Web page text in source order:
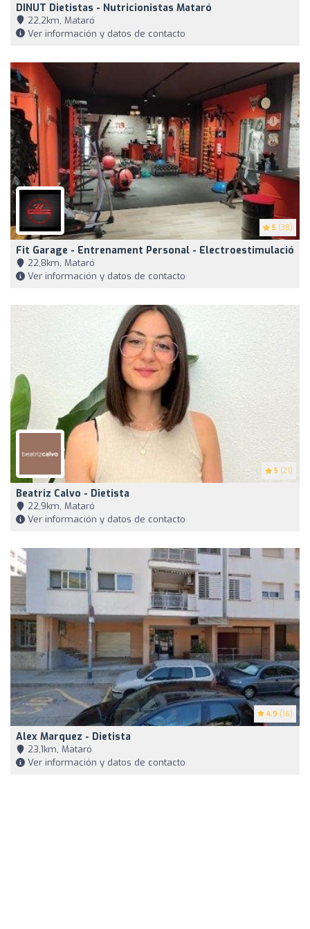
DINUT Dietistas - Nutricionistas Mataró
22,2km, Mataró
Ver información y datos de contacto
5 (38)
Fit Garage - Entrenament Personal - Electroestimulació
22,8km, Mataró
Ver información y datos de contacto
5 (21)
Beatriz Calvo - Dietista
22,9km, Mataró
Ver información y datos de contacto
4.9 (16)
Alex Marquez - Dietista
23,1km, Mataró
Ver información y datos de contacto